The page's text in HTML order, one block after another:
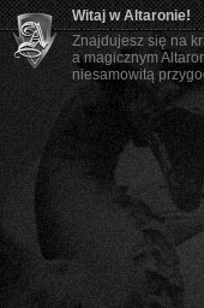
Witaj w Altaronie!
Znajdujesz się na
a magicznym
niesamowitą